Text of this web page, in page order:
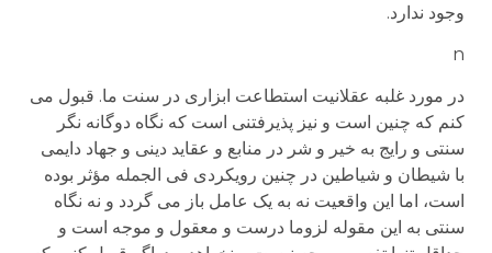
وجود ندارد.
n
در مورد غلبه عقلانیت استطاعت ابزاری در سنت ما. قبول می
کنم که چنین است و نیز پذیرفتنی است که نگاه دوگانه نگر
سنتی و رایج به خیر و شر در منابع و عقاید دینی و جهاد دایمی
با شیطان و شیاطین در چنین رویکردی فی الجمله مؤثر بوده
است، اما این واقعیت نه به یک عامل باز می گردد و نه نگاه
سنتی به این مقوله لزوما درست و معقول و موجه است و